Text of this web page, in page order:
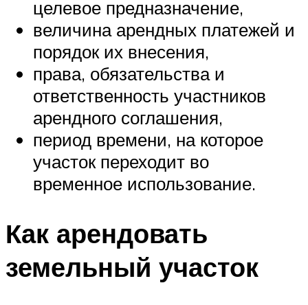
целевое предназначение,
величина арендных платежей и
порядок их внесения,
права, обязательства и
ответственность участников
арендного соглашения,
период времени, на которое
участок переходит во
временное использование.
Как арендовать
земельный участок